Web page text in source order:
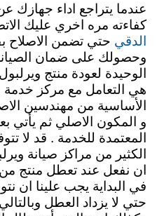
عندما يتراجع اداء جهازك
كفاءته مره اخري عليك
الدقي حتي تضمن الاصلاح
وحصولك على ضمان الصيانة
الوحيدة لعودة منتج
هي التعامل مع مركز خدمة
الأساسية من مهندسين
و المكون الاصلي ثم يأتي
المعتمدة للخدمة . قد لا
الكثير من مراكز صيانة
ان نفعل عند تعطل منتج
في البداية يجب علينا ان
حتي لا يزداد العطل